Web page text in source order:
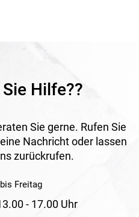
Hilfe??
Sie gerne. Rufen Sie
Nachricht oder lassen
zurückrufen.
Freitag
- 17.00 Uhr